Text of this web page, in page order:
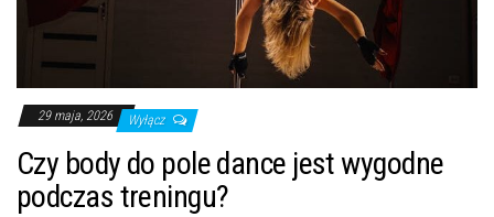
29 maja, 2026 Wyłącz
Czy body do pole dance jest wygodne
podczas treningu?